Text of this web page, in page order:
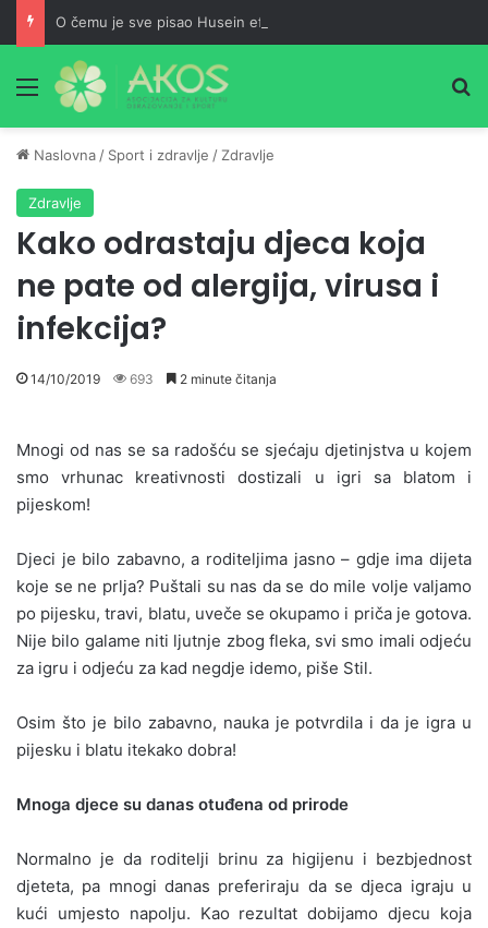
O čemu je sve pisao Husein ef. Đozo
Meni
Naslovna / Sport i zdravlje / Zdravlje
Zdravlje
Kako odrastaju djeca koja
ne pate od alergija, virusa i
infekcija?
14/10/2019 693 2 minute čitanja
Mnogi od nas se sa radošću se sjećaju djetinjstva u kojem
smo vrhunac kreativnosti dostizali u igri sa blatom i
pijeskom!
Djeci je bilo zabavno, a roditeljima jasno – gdje ima dijeta
koje se ne prlja? Puštali su nas da se do mile volje valjamo
po pijesku, travi, blatu, uveče se okupamo i priča je gotova.
Nije bilo galame niti ljutnje zbog fleka, svi smo imali odjeću
za igru i odjeću za kad negdje idemo, piše Stil.
Osim što je bilo zabavno, nauka je potvrdila i da je igra u
pijesku i blatu itekako dobra!
Mnoga djece su danas otuđena od prirode
Normalno je da roditelji brinu za higijenu i bezbjednost
djeteta, pa mnogi danas preferiraju da se djeca igraju u
kući umjesto napolju. Kao rezultat dobijamo djecu koja